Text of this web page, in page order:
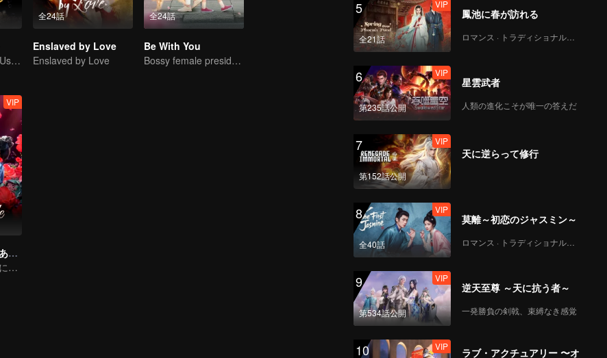
Revenge Heiress Use Marriage as Bait to Wed into a Wealthy Family
全24話
Enslaved by Love
Enslaved by Love
全24話
Be With You
Bossy female president flirts with arrogant childe.
VIP
将軍の奥様はなぜあのように
非嫡出娘の顔交換による復讐
5
全21話
VIP
鳳池に春が訪れる
ロマンス · トラディショナル・コスチューム
6
第235話公開
VIP
星雲武者
人類の進化こそが唯一の答えだ
7
第152話公開
VIP
天に逆らって修行
8
全40話
VIP
莫離～初恋のジャスミン～
ロマンス · トラディショナル・コスチューム
9
第534話公開
VIP
逆天至尊 ～天に抗う者～
一発勝負の剣戟、束縛なき感覚
10 VIP
ラブ・アクチュアリー 〜オ